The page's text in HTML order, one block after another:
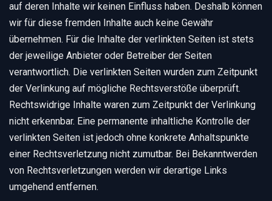
auf deren Inhalte wir keinen Einfluss haben. Deshalb können
wir für diese fremden Inhalte auch keine Gewähr
übernehmen. Für die Inhalte der verlinkten Seiten ist stets
der jeweilige Anbieter oder Betreiber der Seiten
verantwortlich. Die verlinkten Seiten wurden zum Zeitpunkt
der Verlinkung auf mögliche Rechtsverstöße überprüft.
Rechtswidrige Inhalte waren zum Zeitpunkt der Verlinkung
nicht erkennbar. Eine permanente inhaltliche Kontrolle der
verlinkten Seiten ist jedoch ohne konkrete Anhaltspunkte
einer Rechtsverletzung nicht zumutbar. Bei Bekanntwerden
von Rechtsverletzungen werden wir derartige Links
umgehend entfernen.